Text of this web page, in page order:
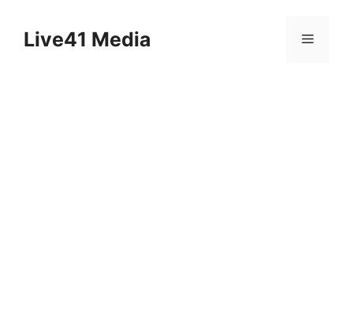
contentLive41 Media Menu